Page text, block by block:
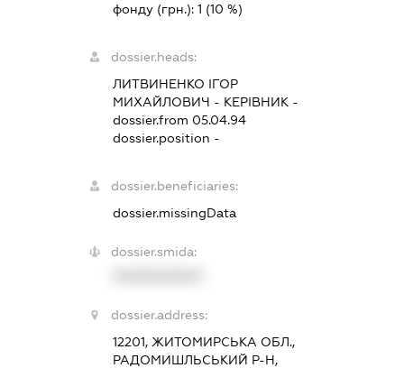
фонду (грн.): 1 (10 %)
dossier.heads:
ЛИТВИНЕНКО ІГОР
МИХАЙЛОВИЧ - КЕРІВНИК -
dossier.from 05.04.94
dossier.position -
dossier.beneficiaries:
dossier.missingData
dossier.smida:
dossier.address:
12201, ЖИТОМИРСЬКА ОБЛ.,
РАДОМИШЛЬСЬКИЙ Р-Н,